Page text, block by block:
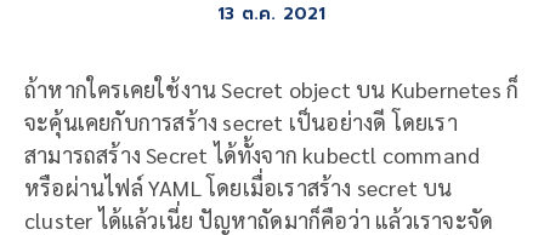
13 ต.ค. 2021
ถ้าหากใครเคยใช้งาน Secret object บน Kubernetes ก็
จะคุ้นเคยกับการสร้าง secret เป็นอย่างดี โดยเรา
สามารถสร้าง Secret ได้ทั้งจาก kubectl command
หรือผ่านไฟล์ YAML โดยเมื่อเราสร้าง secret บน
cluster ได้แล้วเนี่ย ปัญหาถัดมาก็คือว่า แล้วเราจะจัด